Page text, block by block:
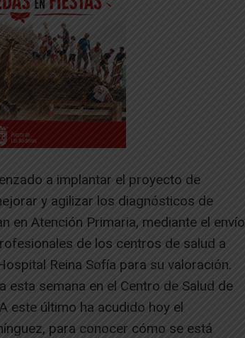
a implantar el proyecto de
y agilizar los diagnósticos de
en Atención Primaria, mediante el envío
de los centros de salud a
Reina Sofía para su valoración.
esta semana en el Centro de Salud de
este último ha acudido hoy el
para conocer cómo se está